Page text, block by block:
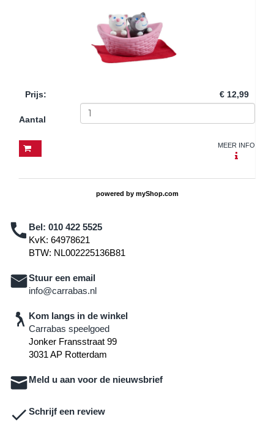
Prijs: € 12,99
Aantal
MEER INFO
powered by myShop.com
Bel: 010 422 5525
KvK: 64978621
BTW: NL002225136B81
Stuur een email
info@carrabas.nl
Kom langs in de winkel
Carrabas speelgoed
Jonker Fransstraat 99
3031 AP Rotterdam
Meld u aan voor de nieuwsbrief
Schrijf een review